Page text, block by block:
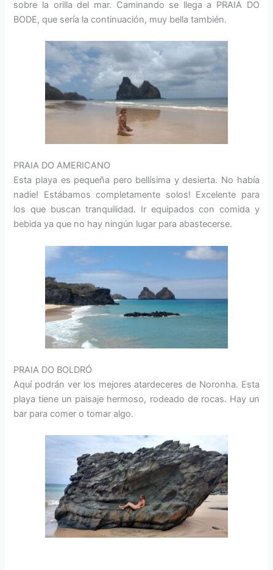
sobre la orilla del mar. Caminando se llega a PRAIA DO
BODE, que sería la continuación, muy bella también.
PRAIA DO AMERICANO
Esta playa es pequeña pero bellísima y desierta. No había
nadie! Estábamos completamente solos! Excelente para
los que buscan tranquilidad. Ir equipados con comida y
bebida ya que no hay ningún lugar para abastecerse.
PRAIA DO BOLDRÓ
Aquí podrán ver los mejores atardeceres de Noronha. Esta
playa tiene un paisaje hermoso, rodeado de rocas. Hay un
bar para comer o tomar algo.